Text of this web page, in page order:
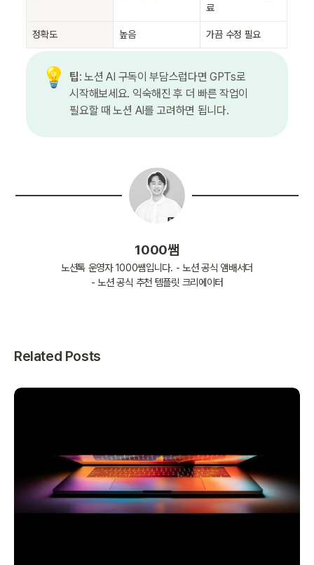
료
정확도 높음 가끔 수정 필요
💡 팁: 노션 AI 구독이 부담스럽다면 GPTs로
시작해보세요. 익숙해진 후 더 빠른 작업이
필요할 때 노션 AI를 고려하면 됩니다.
1000쌤
노션톡 운영자 1000쌤입니다. - 노션 공식 앰배서더
- 노션 공식 추천 템플릿 크리에이터
Related Posts